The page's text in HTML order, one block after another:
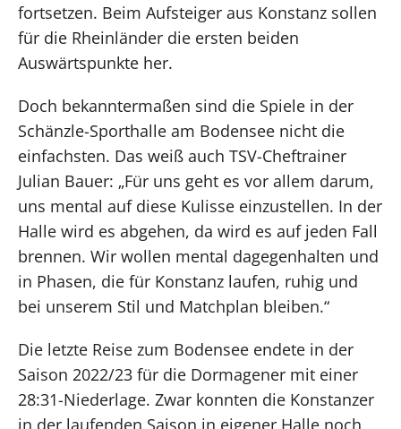
fortsetzen. Beim Aufsteiger aus Konstanz sollen
für die Rheinländer die ersten beiden
Auswärtspunkte her.
Doch bekanntermaßen sind die Spiele in der
Schänzle-Sporthalle am Bodensee nicht die
einfachsten. Das weiß auch TSV-Cheftrainer
Julian Bauer: „Für uns geht es vor allem darum,
uns mental auf diese Kulisse einzustellen. In der
Halle wird es abgehen, da wird es auf jeden Fall
brennen. Wir wollen mental dagegenhalten und
in Phasen, die für Konstanz laufen, ruhig und
bei unserem Stil und Matchplan bleiben.“
Die letzte Reise zum Bodensee endete in der
Saison 2022/23 für die Dormagener mit einer
28:31-Niederlage. Zwar konnten die Konstanzer
in der laufenden Saison in eigener Halle noch